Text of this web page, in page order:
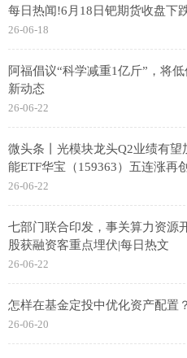
每日热闻!6月18日钯期货收盘下
26-06-18
阿福倡议“科学减重1亿斤”，将
新动态
26-06-22
微头条丨光模块龙头Q2业绩有
能ETF华宝（159363）五连涨再
26-06-22
七部门联合印发，事关算力资源
股获融资客重点埋伏|每日热文
26-06-22
怎样在基金定投中优化资产配置
26-06-20